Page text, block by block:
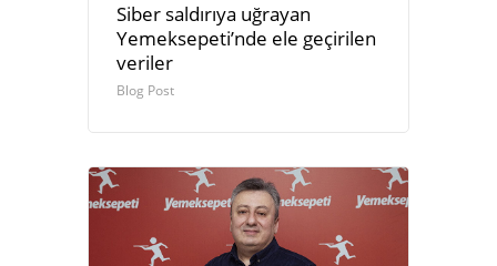
Siber saldırıya uğrayan
Yemeksepeti’nde ele geçirilen
veriler
Blog Post